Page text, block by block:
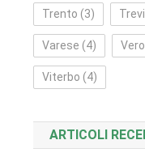
Trento (3)
Varese (4)
Viterbo (4)
ARTICOLI